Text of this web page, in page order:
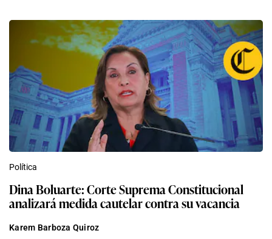
Política
Dina Boluarte: Corte Suprema Constitucional
analizará medida cautelar contra su vacancia
Karem Barboza Quiroz